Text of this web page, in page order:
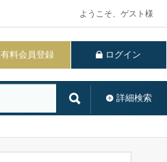
ようこそ、ゲスト様
有料会員登録 ログイン
詳細検索